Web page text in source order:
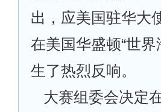
出，应美国驻华大
在美国华盛顿“世
生了热烈反响。
大赛组委会决定